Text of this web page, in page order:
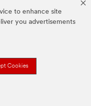
to enhance site
you advertisements
Cookies